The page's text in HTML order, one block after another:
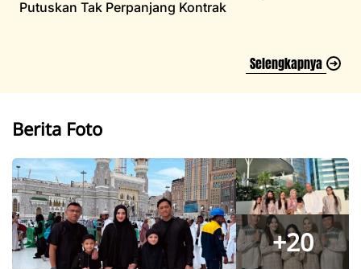
Putuskan Tak Perpanjang Kontrak
Selengkapnya
Berita Foto
+20